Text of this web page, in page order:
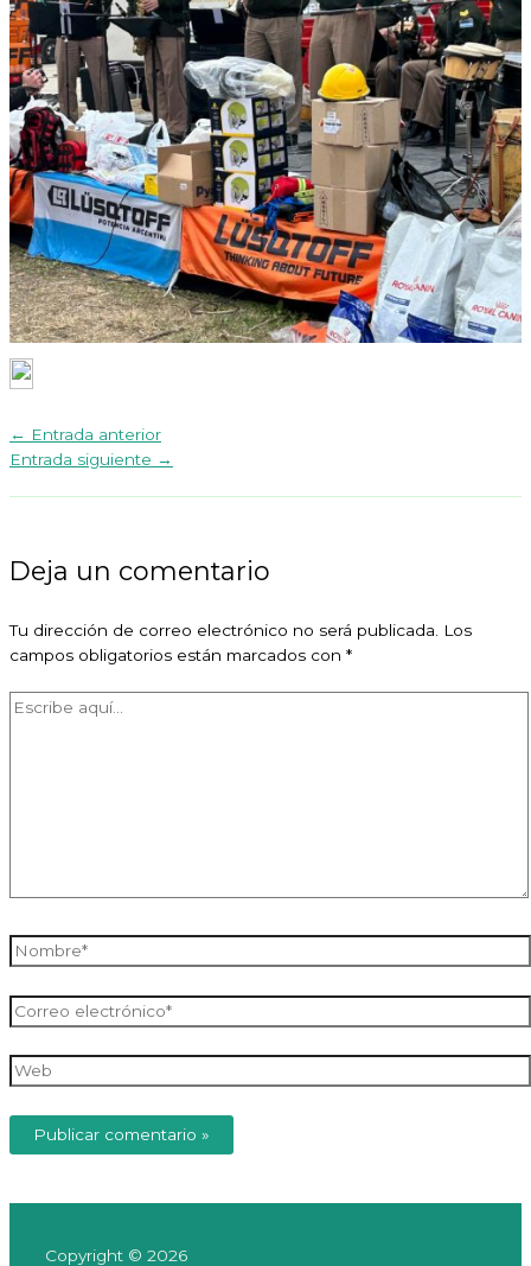
← Entrada anterior
Entrada siguiente →
Deja un comentario
Tu dirección de correo electrónico no será publicada.
Los
campos obligatorios están marcados con *
Escribe
Nombre*
Correo
electrónico*
Web
Copyright © 2026